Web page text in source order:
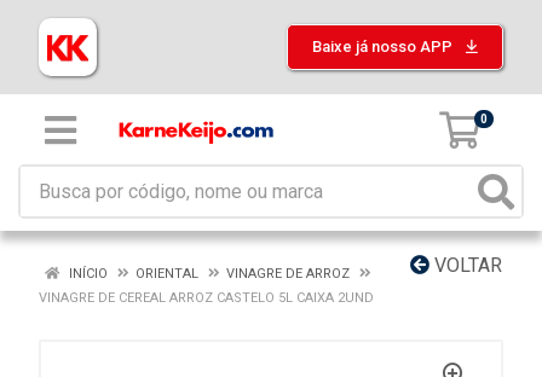
Baixe já nosso APP
0
VOLTAR
INÍCIO ORIENTAL
VINAGRE DE ARROZ
VINAGRE DE CEREAL ARROZ CASTELO 5L CAIXA 2UND